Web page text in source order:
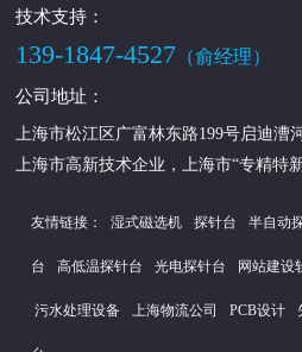
技术支持：
139-1847-4527 （俞经理）
公司地址：
上海市松江区广富林东路199号启迪漕
上海市高新技术企业，上海市“专精特
友情链接： 湿式磁选机 探针台 半自动
台 高低温探针台 光电探针台 网站建设
污水处理设备 上海物流公司 PCB设计